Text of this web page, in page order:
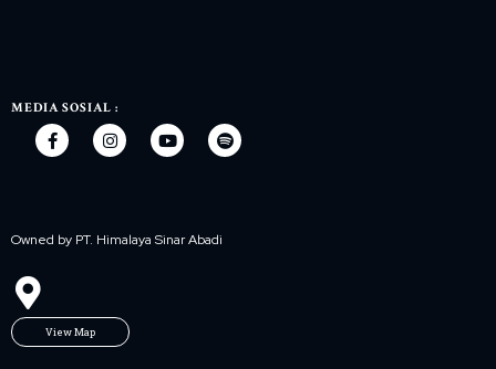
MEDIA SOSIAL :
Owned by PT. Himalaya Sinar Abadi
View Map